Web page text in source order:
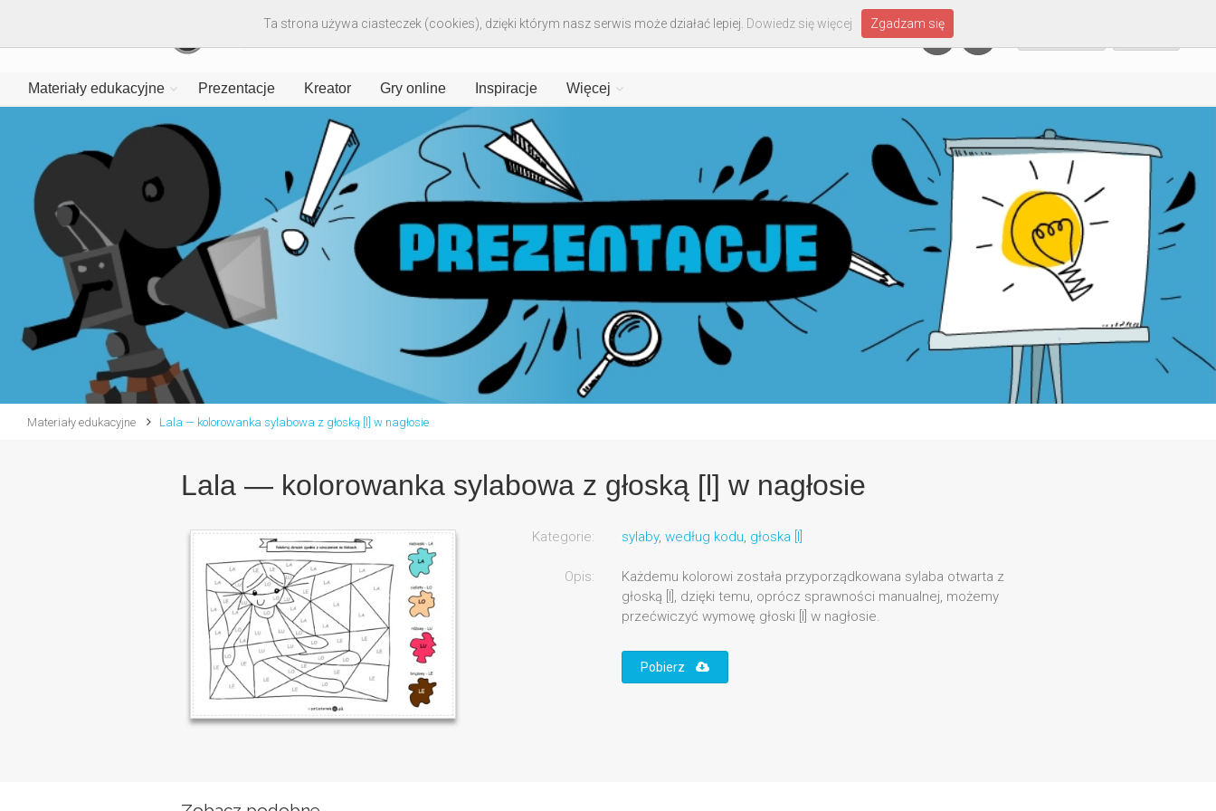
Materiały edukacyjne Prezentacje Kreator Gry online Inspiracje Więcej
Materiały edukacyjne Lala — kolorowanka sylabowa z głoską [l] w nagłosie
Lala — kolorowanka sylabowa z głoską [l] w nagłosie
Kategorie: sylaby, według kodu, głoska [l]
Opis:
Każdemu kolorowi została przyporządkowana sylaba otwarta z
głoską [l], dzięki temu, oprócz sprawności manualnej, możemy
przećwiczyć wymowę głoski [l] w nagłosie.
Pobierz
Ta strona używa ciasteczek (cookies), dzięki którym nasz serwis może działać lepiej. Dowiedz się więcej Zgadzam się